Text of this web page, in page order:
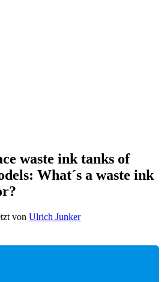
waste ink tanks of
: What´s a waste ink
von Ulrich Junker